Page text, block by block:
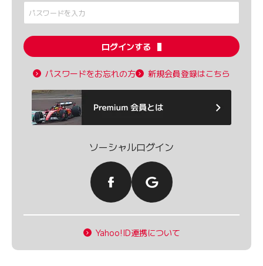
ログインする
パスワードをお忘れの方 新規会員登録はこちら
ソーシャルログイン
Yahoo!ID連携について